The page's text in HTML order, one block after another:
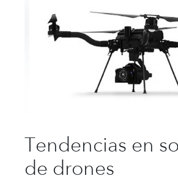
Tendencias en
de drones